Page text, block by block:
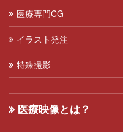
医療専門CG
イラスト発注
特殊撮影
医療映像とは？